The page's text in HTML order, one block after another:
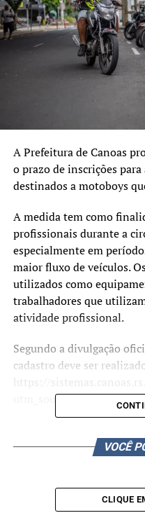
A Prefeitura de Canoas
o prazo de inscrições
destinados a motoboys
A medida tem como
profissionais durante a
especialmente em
maior fluxo de veículos.
utilizados como
trabalhadores que
atividade profissional.
Segundo a divulgação
cadastro deve ser
Desenvolvimento VOCÊ
CLIQUE